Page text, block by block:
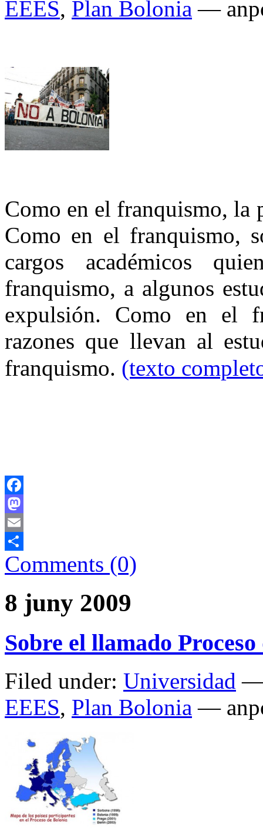
EEES, Plan Bolonia —
Como en el franquismo, la
Como en el franquismo,
cargos académicos
franquismo, a algunos
expulsión. Como en el
razones que llevan al
franquismo. (texto
Facebook
Mastodon
Email
Comparteix
Comments (0)
8 juny 2009
Sobre el llamado
Filed under: Universidad —
EEES, Plan Bolonia —